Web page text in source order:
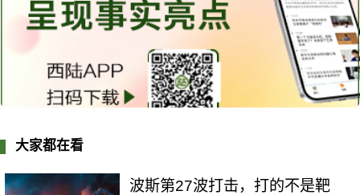
大家都在看
波斯第27波打击，打的不是靶